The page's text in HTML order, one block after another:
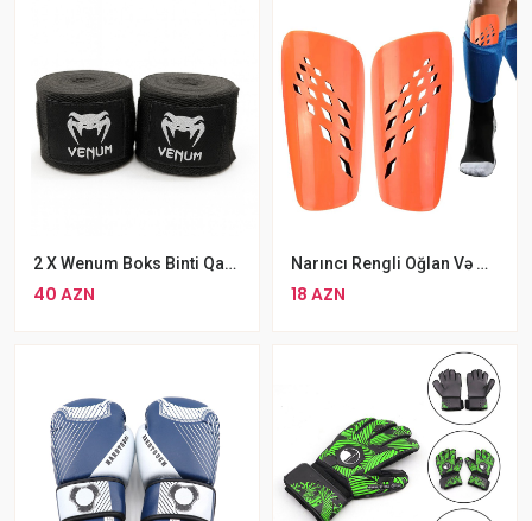
2 X Wenum Boks Binti Qara Boks Sarğıları
40 AZN
Narıncı Rengli Oğlan Və Qızlarin İstifadəsi Üçün Uygun Davamlı Futbol Dizliyi Şitqi
18 AZN